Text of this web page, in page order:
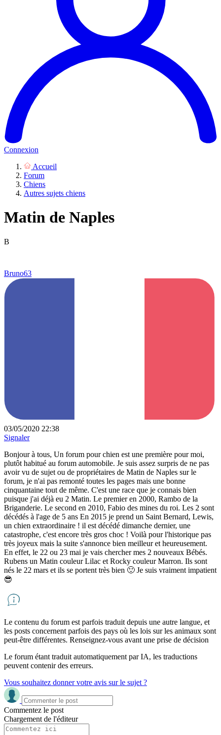
Connexion
Accueil
Forum
Chiens
Autres sujets chiens
Matin de Naples
B
Bruno63
03/05/2020 22:38
Signaler
Bonjour à tous, Un forum pour chien est une première pour moi,
plutôt habitué au forum automobile. Je suis assez surpris de ne pas
avoir vu de sujet ou de propriétaires de Matin de Naples sur le
forum, je n'ai pas remonté toutes les pages mais une bonne
cinquantaine tout de même. C'est une race que je connais bien
puisque j'ai déjà eu 2 Matin. Le premier en 2000, Rambo de la
Briganderie. Le second en 2010, Fabio des mines du roi. Les 2 sont
décédés à l'age de 5 ans En 2015 je prend un Saint Bernard, Lewis,
un chien extraordinaire ! il est décédé dimanche dernier, une
catastrophe, c'est encore très gros choc ! Voilà pour l'historique pas
très joyeux mais la suite s'annonce bien meilleur et heureusement.
En effet, le 22 ou 23 mai je vais chercher mes 2 nouveaux Bébés.
Rubens un Matin couleur Lilac et Rocky couleur Marron. Ils sont
nés le 22 mars et ils se portent très bien 🙂 Je suis vraiment impatient
😎
Le contenu du forum est parfois traduit depuis une autre langue, et
les posts concernent parfois des pays où les lois sur les animaux sont
peut-être différentes. Renseignez-vous avant une prise de décision
Le forum étant traduit automatiquement par IA, les traductions
peuvent contenir des erreurs.
Vous souhaitez donner votre avis sur le sujet ?
Commentez le post
Chargement de l'éditeur